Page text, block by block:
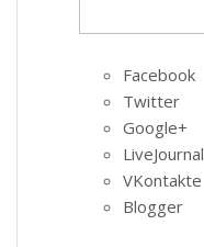
Facebook
Twitter
Google+
LiveJournal
VKontakte
Blogger